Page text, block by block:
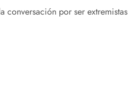
conversación por ser extremistas